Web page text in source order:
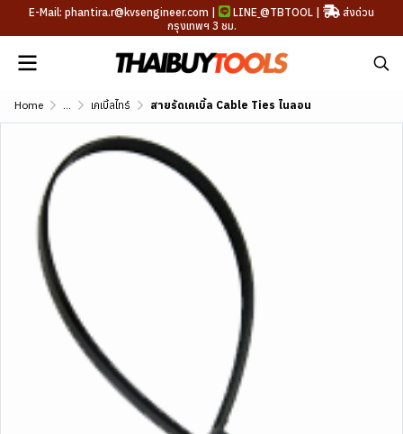
E-Mail: phantira.r@kvsengineer.com | LINE @TBTOOL |
ส่งด่วน
กรุงเทพฯ 3 ชม.
Home ... เคเบิ้ลไทร์ สายรัดเคเบิ้ล Cable Ties ไนลอน